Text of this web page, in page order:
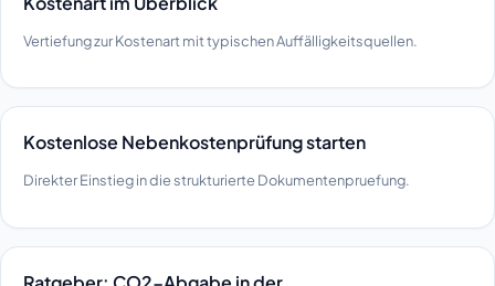
Vertiefung zur Kostenart mit typischen Auffälligkeitsquellen.
Kostenlose Nebenkostenprüfung starten
Direkter Einstieg in die strukturierte Dokumentenpruefung.